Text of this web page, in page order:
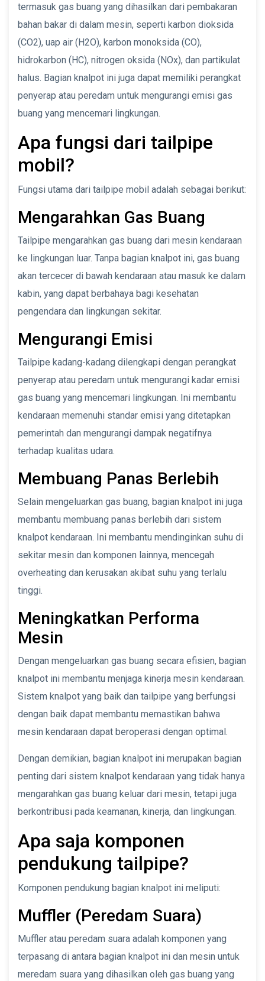
termasuk gas buang yang dihasilkan dari pembakaran
bahan bakar di dalam mesin, seperti karbon dioksida
(CO2), uap air (H2O), karbon monoksida (CO),
hidrokarbon (HC), nitrogen oksida (NOx), dan partikulat
halus. Bagian knalpot ini juga dapat memiliki perangkat
penyerap atau peredam untuk mengurangi emisi gas
buang yang mencemari lingkungan.
Apa fungsi dari tailpipe
mobil?
Fungsi utama dari tailpipe mobil adalah sebagai berikut:
Mengarahkan Gas Buang
Tailpipe mengarahkan gas buang dari mesin kendaraan
ke lingkungan luar. Tanpa bagian knalpot ini, gas buang
akan tercecer di bawah kendaraan atau masuk ke dalam
kabin, yang dapat berbahaya bagi kesehatan
pengendara dan lingkungan sekitar.
Mengurangi Emisi
Tailpipe kadang-kadang dilengkapi dengan perangkat
penyerap atau peredam untuk mengurangi kadar emisi
gas buang yang mencemari lingkungan. Ini membantu
kendaraan memenuhi standar emisi yang ditetapkan
pemerintah dan mengurangi dampak negatifnya
terhadap kualitas udara.
Membuang Panas Berlebih
Selain mengeluarkan gas buang, bagian knalpot ini juga
membantu membuang panas berlebih dari sistem
knalpot kendaraan. Ini membantu mendinginkan suhu di
sekitar mesin dan komponen lainnya, mencegah
overheating dan kerusakan akibat suhu yang terlalu
tinggi.
Meningkatkan Performa
Mesin
Dengan mengeluarkan gas buang secara efisien, bagian
knalpot ini membantu menjaga kinerja mesin kendaraan.
Sistem knalpot yang baik dan tailpipe yang berfungsi
dengan baik dapat membantu memastikan bahwa
mesin kendaraan dapat beroperasi dengan optimal.
Dengan demikian, bagian knalpot ini merupakan bagian
penting dari sistem knalpot kendaraan yang tidak hanya
mengarahkan gas buang keluar dari mesin, tetapi juga
berkontribusi pada keamanan, kinerja, dan lingkungan.
Apa saja komponen
pendukung tailpipe?
Komponen pendukung bagian knalpot ini meliputi:
Muffler (Peredam Suara)
Muffler atau peredam suara adalah komponen yang
terpasang di antara bagian knalpot ini dan mesin untuk
meredam suara yang dihasilkan oleh gas buang yang